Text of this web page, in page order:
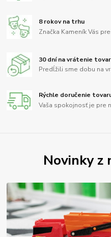
8 rokov na trhu
Značka Kameník Vás
30 dní na vrátenie
Predĺžili sme dobu na
Rýchle doručenie
Vaša spokojnosť je pre
Novinky z